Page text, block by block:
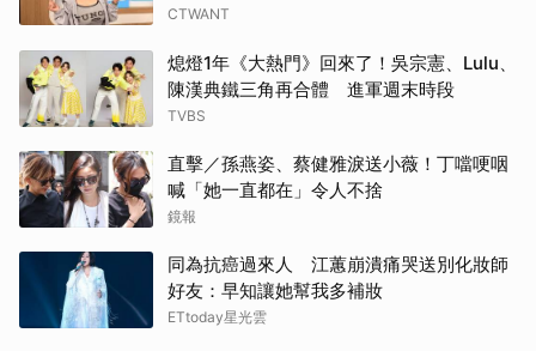
CTWANT
熄燈1年《大熱門》回來了！吳宗憲、Lulu、
陳漢典鐵三角再合體 進軍週末時段
TVBS
直擊／孫燕姿、蔡健雅淚送小薇！丁噹哽咽
喊「她一直都在」令人不捨
鏡報
同為抗癌過來人 江蕙崩潰痛哭送別化妝師
好友：早知讓她幫我多補妝
ETtoday星光雲